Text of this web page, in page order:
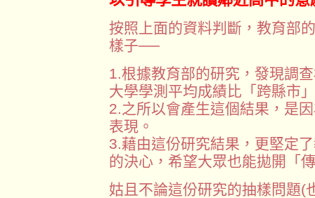
按照上面的資料判斷，教育部
樣子──
1.根據教育部的研究，發現調
大學學測平均成績比「跨縣市
2.之所以會產生這個結果，是
表現。
3.藉由這份研究結果，更堅定
的決心，希望大眾也能拋開「
姑且不論這份研究的抽樣問題(